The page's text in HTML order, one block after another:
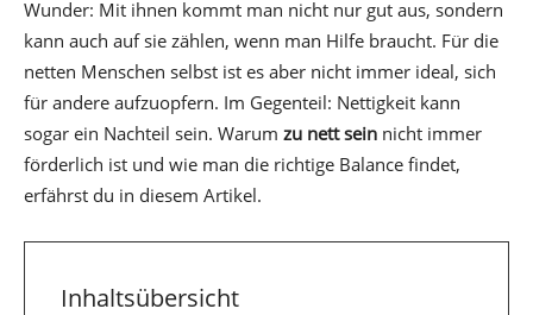
Wunder: Mit ihnen kommt man nicht nur gut aus, sondern
kann auch auf sie zählen, wenn man Hilfe braucht. Für die
netten Menschen selbst ist es aber nicht immer ideal, sich
für andere aufzuopfern. Im Gegenteil: Nettigkeit kann
sogar ein Nachteil sein. Warum zu nett sein nicht immer
förderlich ist und wie man die richtige Balance findet,
erfährst du in diesem Artikel.
Inhaltsübersicht